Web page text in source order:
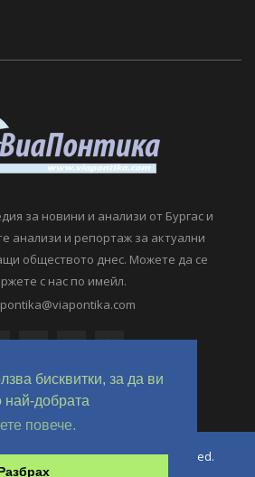
бисквитки, за да ви
най-добрата
повече.
за новини и анализи от Бургас и
анализи и репортаж за актуални
обществото днес. Можете да се
с нас по имейл.
ViaPontika.com. All Rights Reserved.